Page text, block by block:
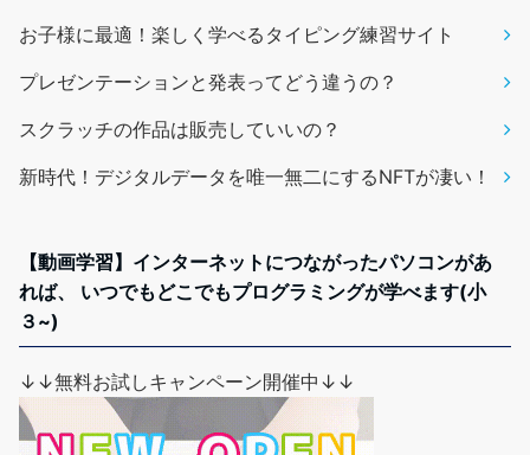
お子様に最適！楽しく学べるタイピング練習サイト
プレゼンテーションと発表ってどう違うの？
スクラッチの作品は販売していいの？
新時代！デジタルデータを唯一無二にするNFTが凄い！
【動画学習】インターネットにつながったパソコンがあ
れば、 いつでもどこでもプログラミングが学べます(小
３~)
↓↓無料お試しキャンペーン開催中↓↓